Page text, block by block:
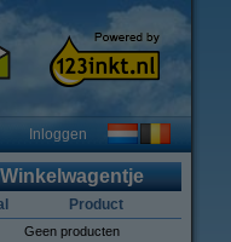
Inloggen
Winkelwagentje
Product
Geen producten